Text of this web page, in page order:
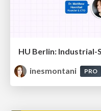
inesmontani
PRO